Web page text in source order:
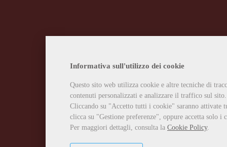
Informativa sull'utilizzo dei cookie
Questo sito web utilizza cookie e altre tecniche di
contenuti personalizzati e analizzare il traffico sul sito.
Cliccando su "Accetto tutti i cookie" saranno attivate
clicca su "Gestione preferenze", oppure accetta solo
Per maggiori dettagli, consulta la Cookie Policy.